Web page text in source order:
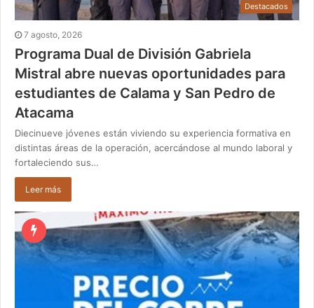
Destacados
7 agosto, 2026
Programa Dual de División Gabriela
Mistral abre nuevas oportunidades para
estudiantes de Calama y San Pedro de
Atacama
Diecinueve jóvenes están viviendo su experiencia formativa en
distintas áreas de la operación, acercándose al mundo laboral y
fortaleciendo sus…
Leer más